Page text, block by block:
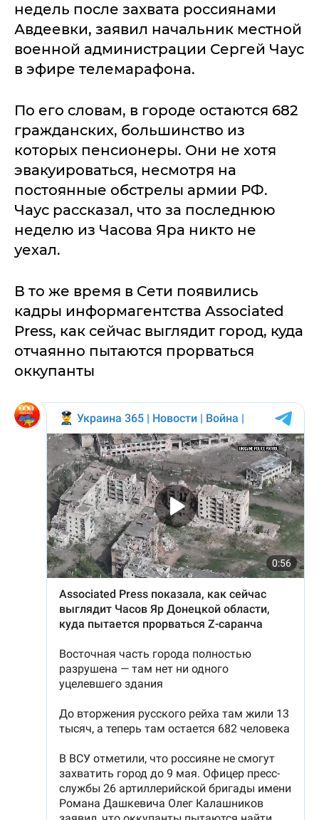
недель после захвата россиянами
Авдеевки, заявил начальник местной
военной администрации Сергей Чаус
в эфире телемарафона.
По его словам, в городе остаются 682
гражданских, большинство из
которых пенсионеры. Они не хотя
эвакуироваться, несмотря на
постоянные обстрелы армии РФ.
Чаус рассказал, что за последнюю
неделю из Часова Яра никто не
уехал.
В то же время в Сети появились
кадры информагентства Associated
Press, как сейчас выглядит город, куда
отчаянно пытаются прорваться
оккупанты